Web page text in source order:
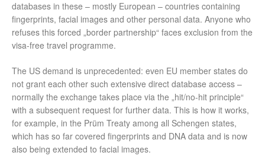
databases in these – mostly European – countries containing
fingerprints, facial images and other personal data. Anyone who
refuses this forced „border partnership“ faces exclusion from the
visa-free travel programme.
The US demand is unprecedented: even EU member states do
not grant each other such extensive direct database access –
normally the exchange takes place via the „hit/no-hit principle“
with a subsequent request for further data. This is how it works,
for example, in the Prüm Treaty among all Schengen states,
which has so far covered fingerprints and DNA data and is now
also being extended to facial images.